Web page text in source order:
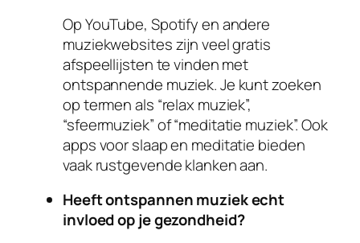
Op YouTube, Spotify en andere
muziekwebsites zijn veel gratis
afspeellijsten te vinden met
ontspannende muziek. Je kunt zoeken
op termen als “relax muziek”,
“sfeermuziek” of “meditatie muziek”. Ook
apps voor slaap en meditatie bieden
vaak rustgevende klanken aan.
Heeft ontspannen muziek echt
invloed op je gezondheid?